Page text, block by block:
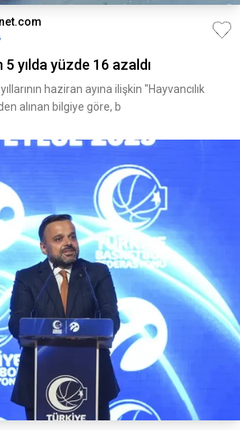
5 yılda yüzde 16 azaldı
haziran ayına ilişkin "Hayvancılık
alınan bilgiye göre, b